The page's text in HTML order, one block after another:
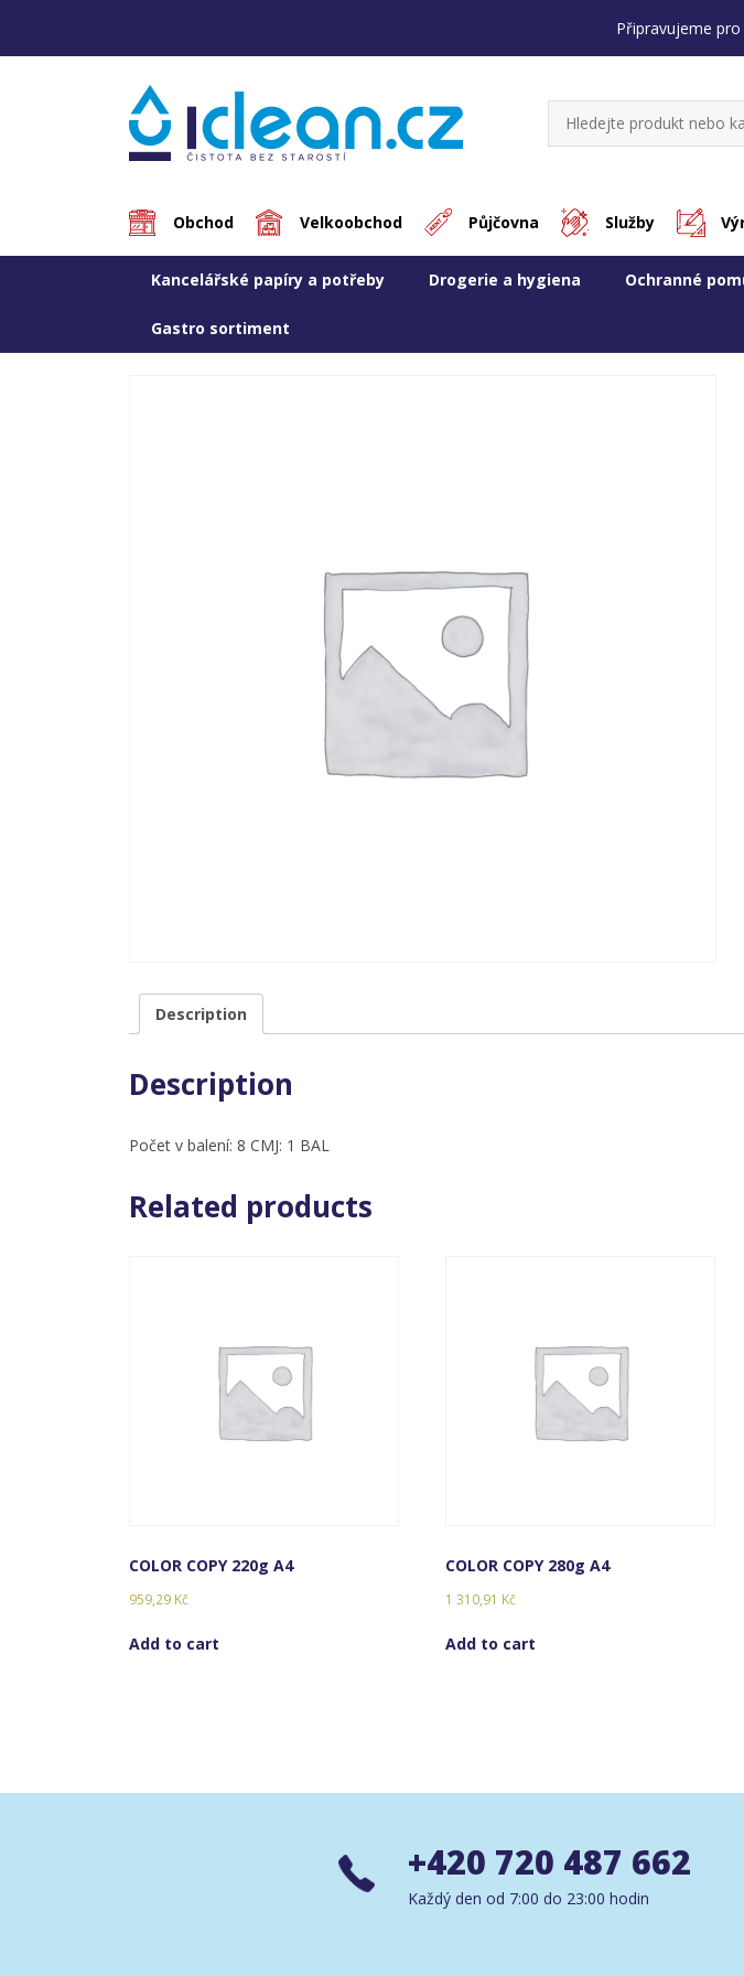
Připravujeme
Obchod Velkoobchod Půjčovna Služby
Kancelářské papíry a potřeby Drogerie a hygiena Ochranné
Gastro sortiment
Description
Description
Počet v balení: 8 CMJ: 1 BAL
Related products
COLOR COPY 220g A4
959,29 Kč
Add to cart
COLOR COPY 280g A4
1 310,91 Kč
Add to cart
+420 720 487 662
Každý den od 7:00 do 23:00 hodin